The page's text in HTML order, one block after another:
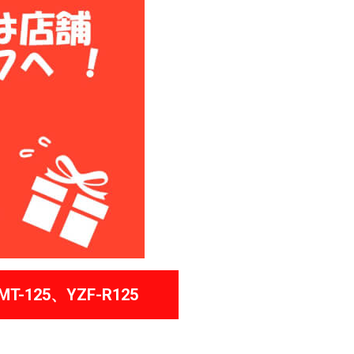
125、YZF-R125